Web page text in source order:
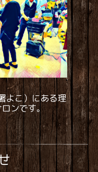
よこ）にある理
ンです。